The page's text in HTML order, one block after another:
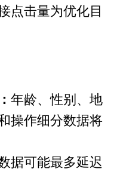
点击量为优化目
年龄、性别、地
操作细分数据将
据可能最多延迟